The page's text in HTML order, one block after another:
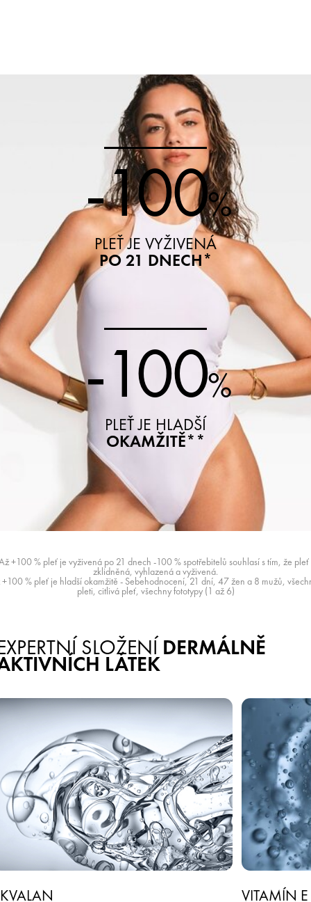
-100%
PLEŤ JE VYŽIVENÁ
PO 21 DNECH*
-100%
PLEŤ JE HLADŠÍ
OKAMŽITĚ**
+100 % pleť je vyživená po 21 dnech -100 % spotřebitelů souhlasí s tím, že pleť
zklidněná, vyhlazená a vyživená.
% pleť je hladší okamžitě - Sebehodnocení, 21 dní, 47 žen a 8 mužů,
pleti, citlivá pleť, všechny fototypy (1 až 6)
SLOŽENÍDERMÁLNĚ
LÁTEK
VITAMÍN E